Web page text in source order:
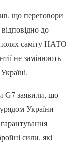
що переговори
до
саміту НАТО
не замінюють
G7 заявили, що
України
сили, які